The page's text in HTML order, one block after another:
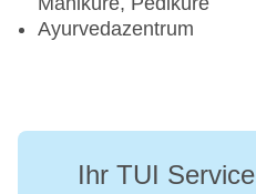
Ayurvedazentrum
Ihr TUI Service